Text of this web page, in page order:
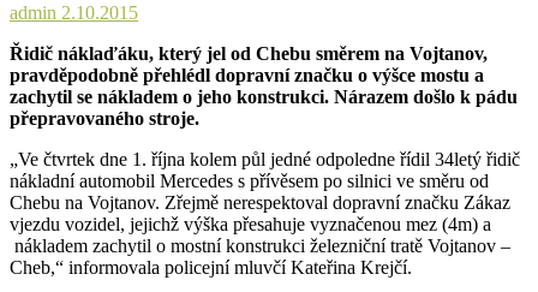
admin 2.10.2015
Řidič náklaďáku, který jel od Chebu směrem na Vojtanov,
pravděpodobně přehlédl dopravní značku o výšce mostu a
zachytil se nákladem o jeho konstrukci. Nárazem došlo k pádu
přepravovaného stroje.
„Ve čtvrtek dne 1. října kolem půl jedné odpoledne řídil 34letý řidič
nákladní automobil Mercedes s přívěsem po silnici ve směru od
Chebu na Vojtanov. Zřejmě nerespektoval dopravní značku Zákaz
vjezdu vozidel, jejichž výška přesahuje vyznačenou mez (4m) a
nákladem zachytil o mostní konstrukci železniční tratě Vojtanov –
Cheb,“ informovala policejní mluvčí Kateřina Krejčí.